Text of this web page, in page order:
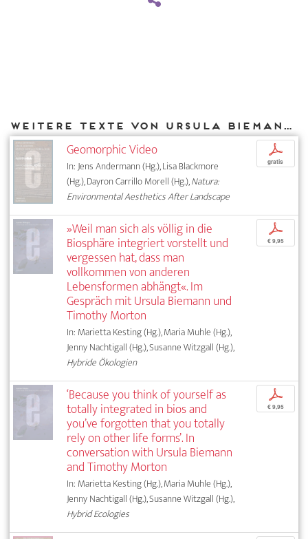
Weitere Texte von Ursula Biemann bei DIAPHANES
Geomorphic Video
In: Jens Andermann (Hg.), Lisa Blackmore
(Hg.), Dayron Carrillo Morell (Hg.),Natura:
Environmental Aesthetics After Landscape
p
gratis
»Weil man sich als völlig in die
Biosphäre integriert vorstellt und
vergessen hat, dass man
vollkommen von anderen
Lebensformen abhängt«. Im
Gespräch mit Ursula Biemann und
Timothy Morton
In: Marietta Kesting (Hg.), Maria Muhle (Hg.),
Jenny Nachtigall (Hg.), Susanne Witzgall (Hg.),
Hybride Ökologien
p
€ 9,95
‘Because you think of yourself as
totally integrated in bios and
you’ve forgotten that you totally
rely on other life forms’. In
conversation with Ursula Biemann
and Timothy Morton
In: Marietta Kesting (Hg.), Maria Muhle (Hg.),
Jenny Nachtigall (Hg.), Susanne Witzgall (Hg.),
Hybrid Ecologies
p
€ 9,95